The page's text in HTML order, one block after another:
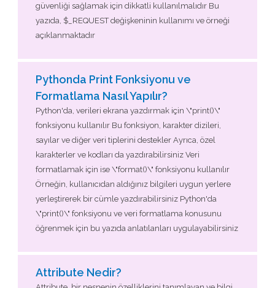
güvenliği sağlamak için dikkatli kullanılmalıdır Bu
yazıda, $_REQUEST değişkeninin kullanımı ve örneği
açıklanmaktadır
Pythonda Print Fonksiyonu ve
Formatlama Nasıl Yapılır?
Python'da, verileri ekrana yazdırmak için \"print()\"
fonksiyonu kullanılır Bu fonksiyon, karakter dizileri,
sayılar ve diğer veri tiplerini destekler Ayrıca, özel
karakterler ve kodları da yazdırabilirsiniz Veri
formatlamak için ise \"format()\" fonksiyonu kullanılır
Örneğin, kullanıcıdan aldığınız bilgileri uygun yerlere
yerleştirerek bir cümle yazdırabilirsiniz Python'da
\"print()\" fonksiyonu ve veri formatlama konusunu
öğrenmek için bu yazıda anlatılanları uygulayabilirsiniz
Attribute Nedir?